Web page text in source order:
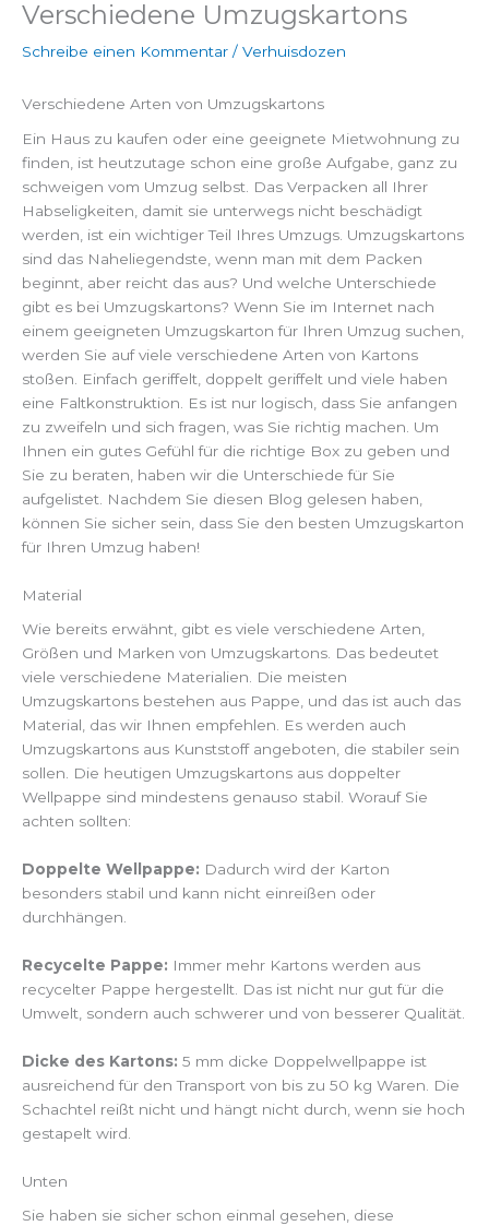
Zum
springen
Verschiedene Umzugskartons
Schreibe einen Kommentar / Verhuisdozen
Verschiedene Arten von Umzugskartons
Ein Haus zu kaufen oder eine geeignete Mietwohnung zu
finden, ist heutzutage schon eine große Aufgabe, ganz zu
schweigen vom Umzug selbst. Das Verpacken all Ihrer
Habseligkeiten, damit sie unterwegs nicht beschädigt
werden, ist ein wichtiger Teil Ihres Umzugs. Umzugskartons
sind das Naheliegendste, wenn man mit dem Packen
beginnt, aber reicht das aus? Und welche Unterschiede
gibt es bei Umzugskartons? Wenn Sie im Internet nach
einem geeigneten Umzugskarton für Ihren Umzug suchen,
werden Sie auf viele verschiedene Arten von Kartons
stoßen. Einfach geriffelt, doppelt geriffelt und viele haben
eine Faltkonstruktion. Es ist nur logisch, dass Sie anfangen
zu zweifeln und sich fragen, was Sie richtig machen. Um
Ihnen ein gutes Gefühl für die richtige Box zu geben und
Sie zu beraten, haben wir die Unterschiede für Sie
aufgelistet. Nachdem Sie diesen Blog gelesen haben,
können Sie sicher sein, dass Sie den besten Umzugskarton
für Ihren Umzug haben!
Material
Wie bereits erwähnt, gibt es viele verschiedene Arten,
Größen und Marken von Umzugskartons. Das bedeutet
viele verschiedene Materialien. Die meisten
Umzugskartons bestehen aus Pappe, und das ist auch das
Material, das wir Ihnen empfehlen. Es werden auch
Umzugskartons aus Kunststoff angeboten, die stabiler sein
sollen. Die heutigen Umzugskartons aus doppelter
Wellpappe sind mindestens genauso stabil. Worauf Sie
achten sollten:
Doppelte Wellpappe: Dadurch wird der Karton
besonders stabil und kann nicht einreißen oder
durchhängen.
Recycelte Pappe: Immer mehr Kartons werden aus
recycelter Pappe hergestellt. Das ist nicht nur gut für die
Umwelt, sondern auch schwerer und von besserer Qualität.
Dicke des Kartons: 5 mm dicke Doppelwellpappe ist
ausreichend für den Transport von bis zu 50 kg Waren. Die
Schachtel reißt nicht und hängt nicht durch, wenn sie hoch
gestapelt wird.
Unten
Sie haben sie sicher schon einmal gesehen, diese